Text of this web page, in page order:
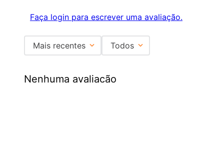
Faça login para escrever uma avaliação.
Mais recentes Todos
Nenhuma avaliação